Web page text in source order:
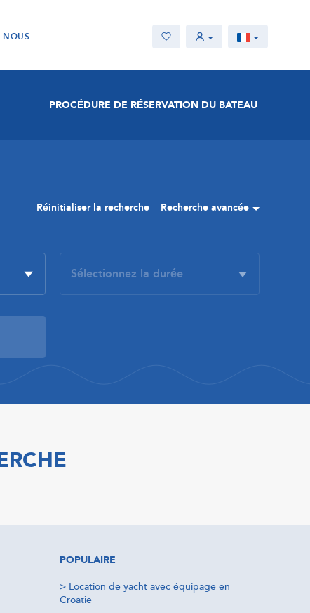
NOUS
PROCÉDURE DE RÉSERVATION DU BATEAU
Réinitialiser la recherche Recherche avancée
POPULAIRE
> Location de yacht avec équipage en
Croatie